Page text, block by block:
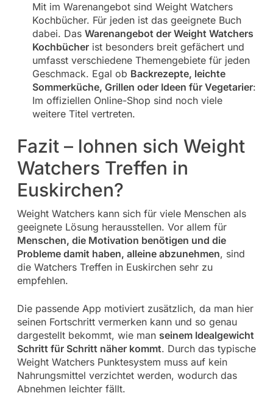
Mit im Warenangebot sind Weight Watchers
Kochbücher. Für jeden ist das geeignete Buch
dabei. Das Warenangebot der Weight Watchers
Kochbücherist besonders breit gefächert und
umfasst verschiedene Themengebiete für jeden
Geschmack. Egal ob Backrezepte, leichte
Sommerküche, Grillen oder Ideen für Vegetarier:
Im offiziellen Online-Shop sind noch viele
weitere Titel vertreten.
Fazit – lohnen sich Weight
Watchers Treffen in
Euskirchen?
Weight Watchers kann sich für viele Menschen als
geeignete Lösung herausstellen. Vor allem für
Menschen, die Motivation benötigen und die
Probleme damit haben, alleine abzunehmen, sind
die Watchers Treffen in Euskirchen sehr zu
empfehlen.
Die passende App motiviert zusätzlich, da man hier
seinen Fortschritt vermerken kann und so genau
dargestellt bekommt, wie man seinem Idealgewicht
Schritt für Schritt näher kommt. Durch das typische
Weight Watchers Punktesystem muss auf kein
Nahrungsmittel verzichtet werden, wodurch das
Abnehmen leichter fällt.